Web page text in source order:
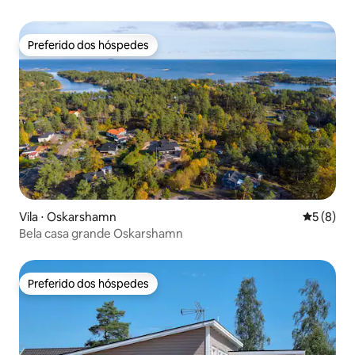
Preferido dos hóspedes
Preferido dos hóspedes
Vila ⋅ Oskarshamn 5 de
5 (8)
Bela casa grande Oskarshamn
Preferido dos hóspedes
Preferido dos hóspedes